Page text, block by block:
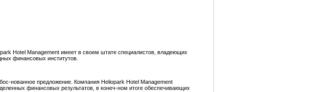
Hotel Management имеет в своем штате специалистов, владеющих
финансовых институтов.
нованное предложение. Компания Heliopark Hotel Management
финансовых результатов, в конеч-ном итоге обеспечивающих